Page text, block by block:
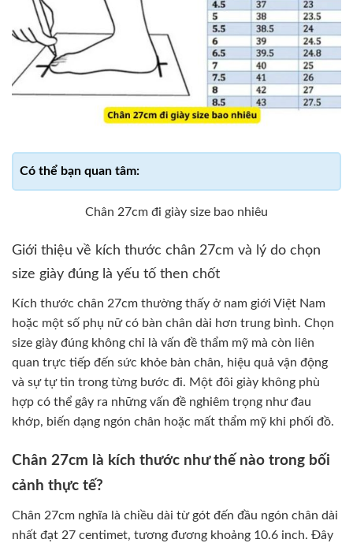
Chân 27cm đi giày size bao nhiêu
Giới thiệu về kích thước chân 27cm và lý do chọn
size giày đúng là yếu tố then chốt
Kích thước chân 27cm thường thấy ở nam giới Việt Nam
hoặc một số phụ nữ có bàn chân dài hơn trung bình. Chọn
size giày đúng không chỉ là vấn đề thẩm mỹ mà còn liên
quan trực tiếp đến sức khỏe bàn chân, hiệu quả vận động
và sự tự tin trong từng bước đi. Một đôi giày không phù
hợp có thể gây ra những vấn đề nghiêm trọng như đau
khớp, biến dạng ngón chân hoặc mất thẩm mỹ khi phối đồ.
Chân 27cm là kích thước như thế nào trong bối
cảnh thực tế?
Chân 27cm nghĩa là chiều dài từ gót đến đầu ngón chân dài
nhất đạt 27 centimet, tương đương khoảng 10.6 inch. Đây